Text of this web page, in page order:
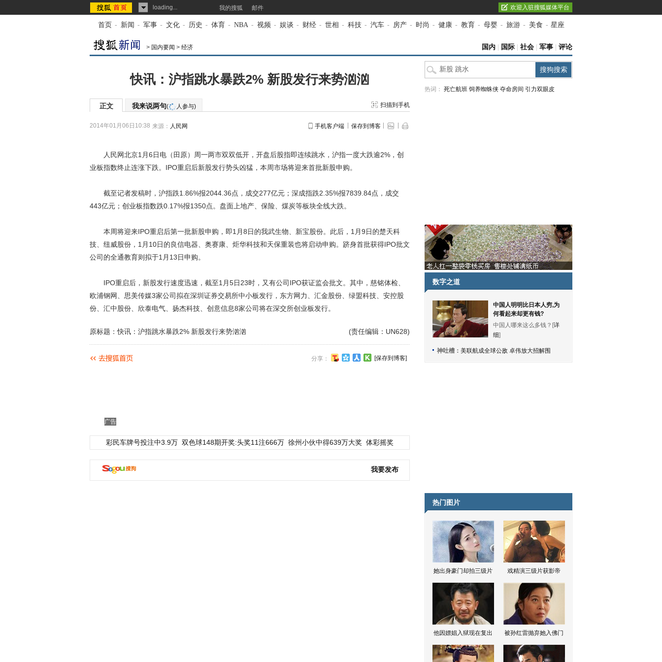
loading... 我的搜狐 邮件 欢迎入驻搜狐媒体平台
首页 - 新闻 - 军事 - 文化 - 历史 - 体育 - NBA - 视频 - 娱谈 - 财经 - 世相 - 科技 - 汽车 - 房产 - 时尚 - 健康 - 教育 - 母婴 - 旅游 - 美食 - 星座
> 国内要闻 > 经济 国内 国际 社会 军事 评论
快讯：沪指跳水暴跌2% 新股发行来势汹汹
正文 我来说两句( 人参与) 扫描到手机
2014年01月06日10:38 来源： 人民网 手机客户端 保存到博客
人民网北京1月6日电（田原）周一两市双双低开，开盘后股指即连续跳水，沪指一度大跌逾2%，创
业板指数终止连涨下跌。IPO重启后新股发行势头凶猛，本周市场将迎来首批新股申购。
截至记者发稿时，沪指跌1.86%报2044.36点，成交277亿元；深成指跌2.35%报7839.84点，成交
443亿元；创业板指数跌0.17%报1350点。盘面上地产、保险、煤炭等板块全线大跌。
本周将迎来IPO重启后第一批新股申购，即1月8日的我武生物、新宝股份。此后，1月9日的楚天科
技、纽威股份，1月10日的良信电器、奥赛康、炬华科技和天保重装也将启动申购。跻身首批获得IPO批文
公司的全通教育则拟于1月13日申购。
IPO重启后，新股发行速度迅速，截至1月5日23时，又有公司IPO获证监会批文。其中，慈铭体检、
欧浦钢网、思美传媒3家公司拟在深圳证券交易所中小板发行，东方网力、汇金股份、绿盟科技、安控股
份、汇中股份、欣泰电气、扬杰科技、创意信息8家公司将在深交所创业板发行。
(责任编辑：UN628)
原标题：快讯：沪指跳水暴跌2% 新股发行来势汹汹
分享： [保存到博客]
广告
彩民车牌号投注中3.9万 双色球148期开奖:头奖11注666万 徐州小伙中得639万大奖 体彩摇奖
我要发布
热词： 死亡航班 饲养蜘蛛侠 夺命房间 引力双眼皮
数字之道
中国人明明比日本人穷,为
何看起来却更有钱?
中国人哪来这么多钱？[详
细]
神吐槽： 美联航成全球公敌 卓伟放大招解围
热门图片
她出身豪门却拍三级片 戏精演三级片获影帝
他因嫖娼入狱现在复出 被孙红雷抛弃她入佛门